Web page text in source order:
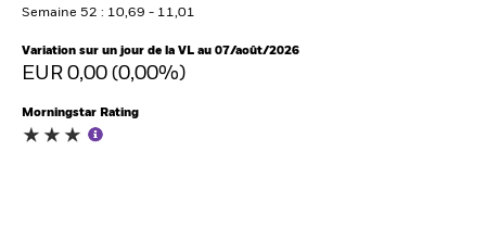
France
BlackRock
iShares
Semaine 52 : 10,69 - 11,01
Variation sur un jour de la VL au 07/août/2026
EUR 0,00 (0,00%)
Morningstar Rating